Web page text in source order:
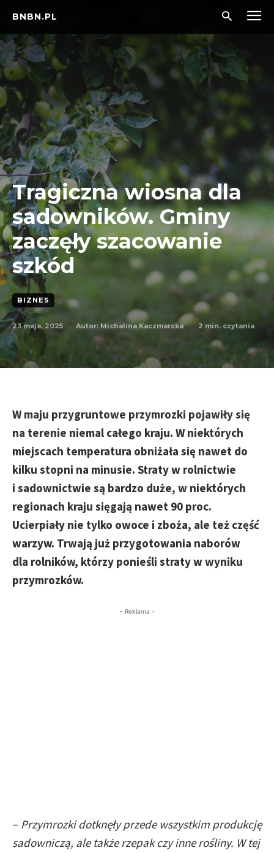
BNBN.PL
Tragiczna wiosna dla
sadowników. Gminy
zaczęły szacowanie
szkód
BIZNES
23 maja, 2025 Autor: Michalina Kaczmarska 2 min. czytania
W maju przygruntowe przymrozki pojawiły się
na terenie niemal całego kraju. W niektórych
miejscach temperatura obniżała się nawet do
kilku stopni na minusie. Straty w rolnictwie
i sadownictwie są bardzo duże, w niektórych
regionach kraju sięgają nawet 90 proc.
Ucierpiały nie tylko owoce i zboża, ale też część
warzyw. Trwają już przygotowania naborów
dla rolników, którzy ponieśli straty w wyniku
przymrozków.
- Reklama -
– Przymrozki dotknęły przede wszystkim produkcję
sadowniczą, ale także rzepak czy inne rośliny. W tej